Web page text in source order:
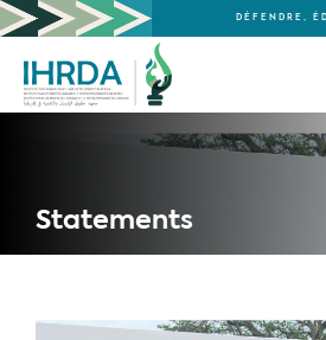
DÉFENDRE,
Statements